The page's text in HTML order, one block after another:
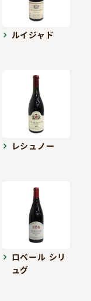
ルイジャド
レシュノー
ロベール シリ
ュグ